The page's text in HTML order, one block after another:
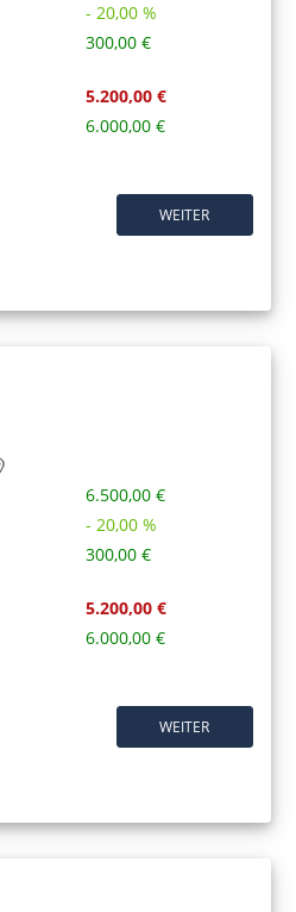
- 20,00 %
300,00 €
5.200,00 €
6.000,00 €
WEITER
6.500,00 €
- 20,00 %
300,00 €
5.200,00 €
6.000,00 €
WEITER